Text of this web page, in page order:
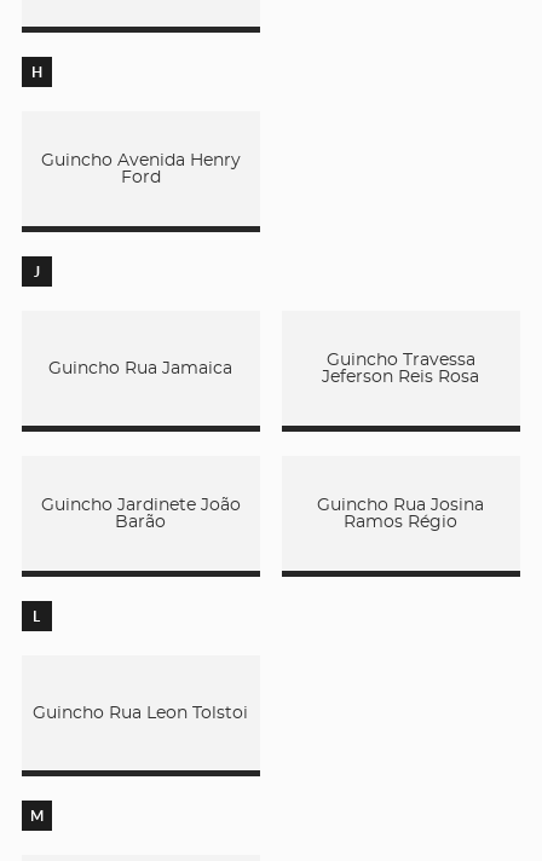
H
Guincho Avenida Henry
Ford
J
Guincho Rua Jamaica
Guincho Travessa
Jeferson Reis Rosa
Guincho Jardinete João
Barão
Guincho Rua Josina
Ramos Régio
L
Guincho Rua Leon Tolstoi
M